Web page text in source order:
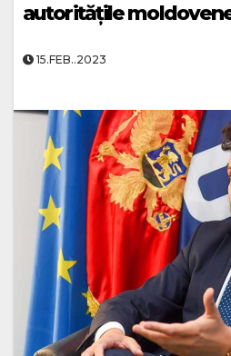
autoritățile
15.FEB..2023